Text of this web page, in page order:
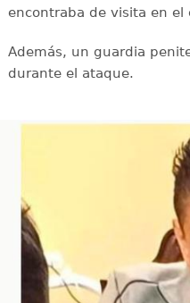
encontraba de visita en el
Además, un guardia
durante el ataque.